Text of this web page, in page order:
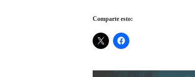
Comparte esto: